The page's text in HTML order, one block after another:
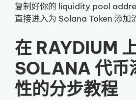
复制好你的 liquidity pool
直接进入为 Solana Token 添加
在 RAYDIUM
SOLANA 代币
性的分步教程